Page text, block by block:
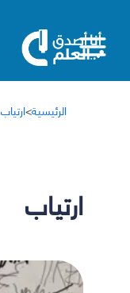
الرئيسية>ارتياب
ارتياب